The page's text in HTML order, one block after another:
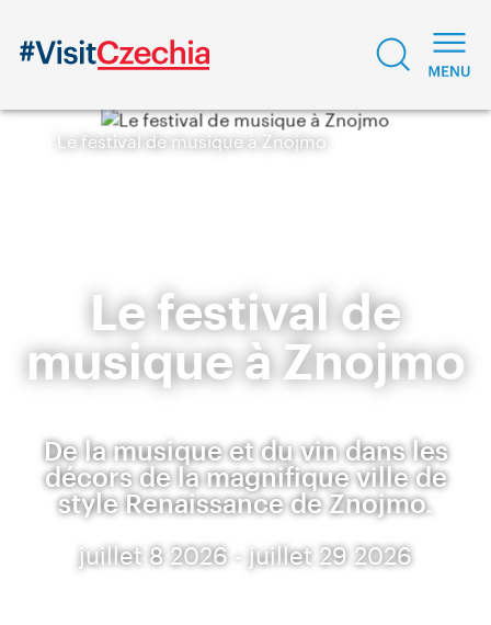
Le festival de musique à Znojmo
Le festival de
musique à Znojmo
De la musique et du vin dans les
décors de la magnifique ville de
style Renaissance de Znojmo.
juillet 8 2026 - juillet 29 2026